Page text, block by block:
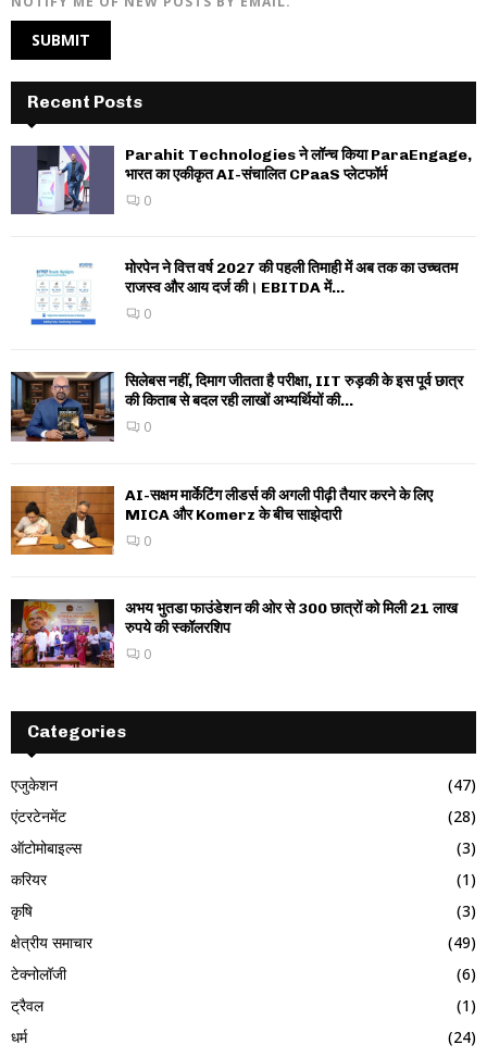
Recent Posts
Parahit Technologies ने लॉन्च किया ParaEngage,
भारत का एकीकृत AI-संचालित CPaaS प्लेटफॉर्म
0
मोरपेन ने वित्त वर्ष 2027 की पहली तिमाही में अब तक का उच्चतम
राजस्व और आय दर्ज की। EBITDA में...
0
सिलेबस नहीं, दिमाग जीतता है परीक्षा, IIT रुड़की के इस पूर्व छात्र
की किताब से बदल रही लाखों अभ्यर्थियों की...
0
AI-सक्षम मार्केटिंग लीडर्स की अगली पीढ़ी तैयार करने के लिए
MICA और Komerz के बीच साझेदारी
0
अभय भुतडा फाउंडेशन की ओर से 300 छात्रों को मिली 21 लाख
रुपये की स्कॉलरशिप
0
Categories
एजुकेशन
(47)
एंटरटेनमेंट
(28)
ऑटोमोबाइल्स
(3)
करियर
(1)
कृषि
(3)
क्षेत्रीय समाचार
(49)
टेक्नोलॉजी
(6)
ट्रैवल
(1)
धर्म
(24)